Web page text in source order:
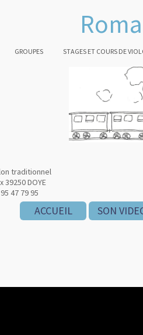
GROUPES STAGES ET COURS DE
traditionnel
DOYE
47 79 95
ACCUEIL SON